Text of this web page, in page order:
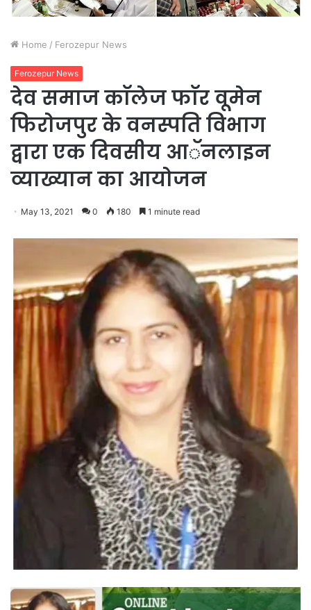
Home / Ferozepur News
Ferozepur News
देव समाज काॅलेज फाॅर वूमेन
फिरोजपुर के वनस्पति विभाग
द्वारा एक दिवसीय आॅनलाइन
व्याख्यान का आयोजन
May 13, 2021 0 180 1 minute read